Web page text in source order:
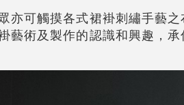
亦可觸摸各式裙褂刺繡手藝
藝術及製作的認識和興趣，